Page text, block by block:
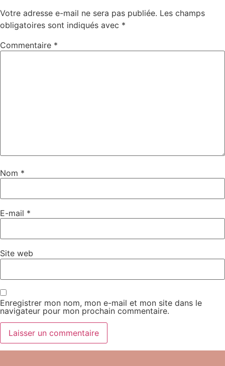
Votre adresse e-mail ne sera pas publiée. Les champs
obligatoires sont indiqués avec *
Commentaire *
Nom *
E-mail *
Site web
Enregistrer mon nom, mon e-mail et mon site dans le
navigateur pour mon prochain commentaire.